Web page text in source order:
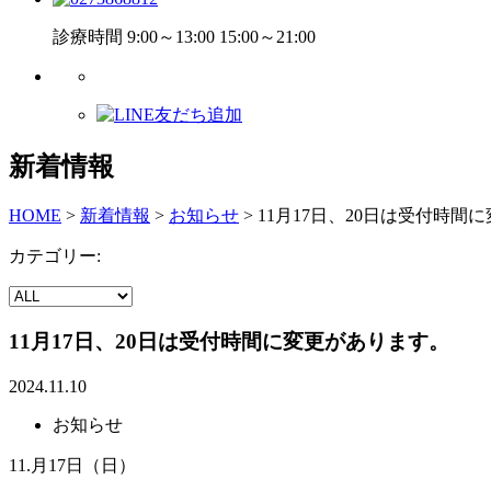
診療時間 9:00～13:00 15:00～21:00
新着情報
HOME > 新着情報 > お知らせ > 11月17日、20日は受付時間に
カテゴリー:
11月17日、20日は受付時間に変更があります。
2024.11.10
お知らせ
11.月17日（日）